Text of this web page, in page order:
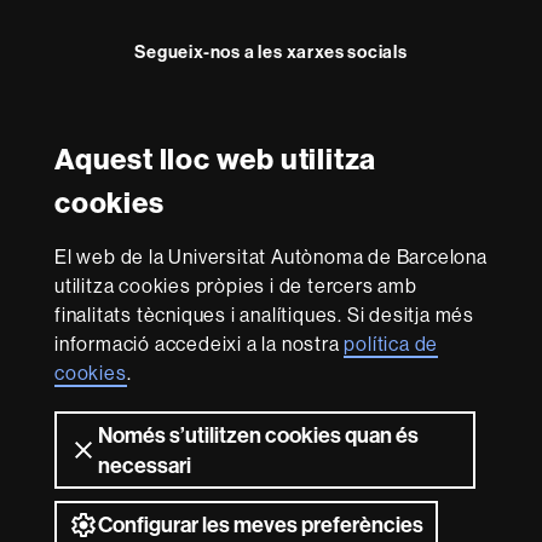
Aquest lloc web utilitza
cookies
El web de la Universitat Autònoma de Barcelona
utilitza cookies pròpies i de tercers amb
finalitats tècniques i analítiques. Si desitja més
informació accedeixi a la nostrapolítica de
cookies.
Només s’utilitzen cookies quan és
necessari
Configurar les meves preferències
Segueix-nos a les xarxes socials
Reconeixement internacional de l'excel·lència
in
Research
-
Euraxess
Amb el finançament de
Sobre
aquest
web
Avís legal
web Accessibilitat web Mapa del web UAB